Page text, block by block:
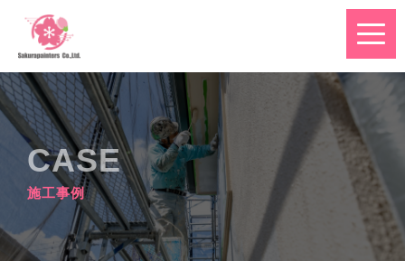
CASE
施工事例